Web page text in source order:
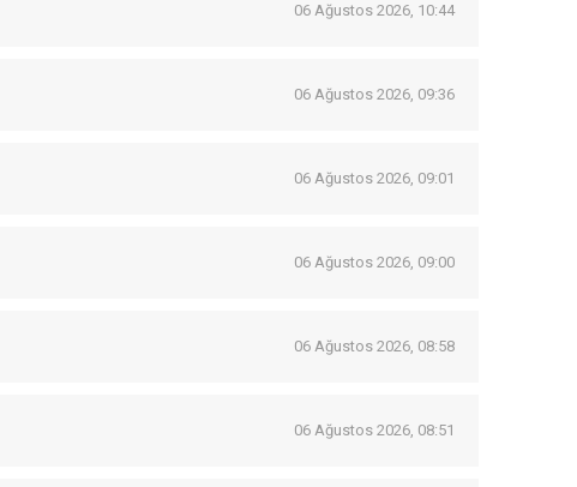
06 Ağustos 2026, 10:44
06 Ağustos 2026, 09:36
06 Ağustos 2026, 09:01
06 Ağustos 2026, 09:00
06 Ağustos 2026, 08:58
06 Ağustos 2026, 08:51